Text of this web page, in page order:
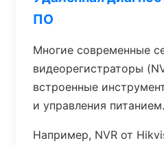
ПО
Многие современные
видеорегистраторы
встроенные
и управления питанием.
Например, NVR от